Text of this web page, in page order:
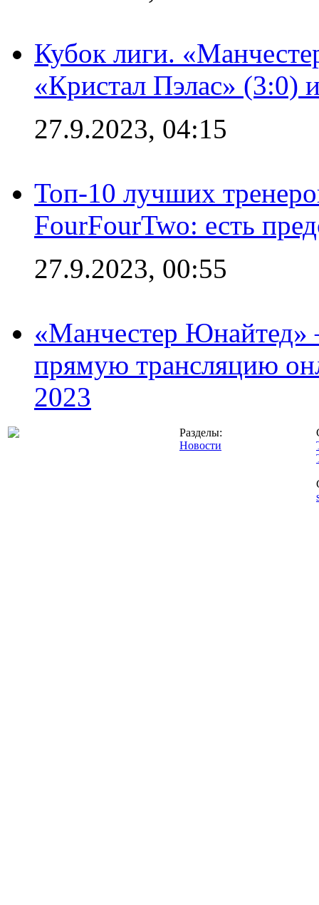
Кубок лиги.
«Кристал Пэлас» (3:0)
27.9.2023, 04:15
Топ-10 лучших
FourFourTwo: есть
27.9.2023, 00:55
«Манчестер Юнайтед»
прямую трансляцию
2023
Разделы:
Новости